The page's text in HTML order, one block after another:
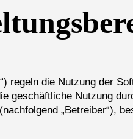
regeln die Nutzung der
geschäftliche Nutzung
„Betreiber“),